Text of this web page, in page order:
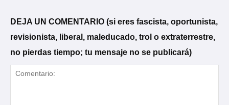
DEJA UN COMENTARIO (si eres fascista, oportunista,
revisionista, liberal, maleducado, trol o extraterrestre,
no pierdas tiempo; tu mensaje no se publicará)